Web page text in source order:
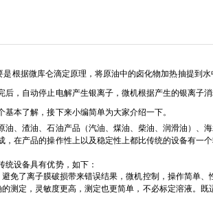
根据微库仑滴定原理，将原油中的卤化物加热抽提到
，自动停止电解产生银离子，微机根据产生的银离子
本了解，接下来小编简单为大家介绍一下。
渣油、石油产品（汽油、煤油、柴油、润滑油）、
在产品的操作性上以及稳定性上都比传统的设备有一
统设备具有优势，如下：
了离子膜破损带来错误结果，微机控制，操作简单、
定，灵敏度更高，测定也更简单，不必标定溶液。既